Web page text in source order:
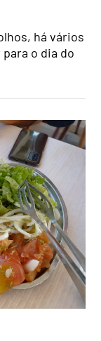
há vários
o dia do